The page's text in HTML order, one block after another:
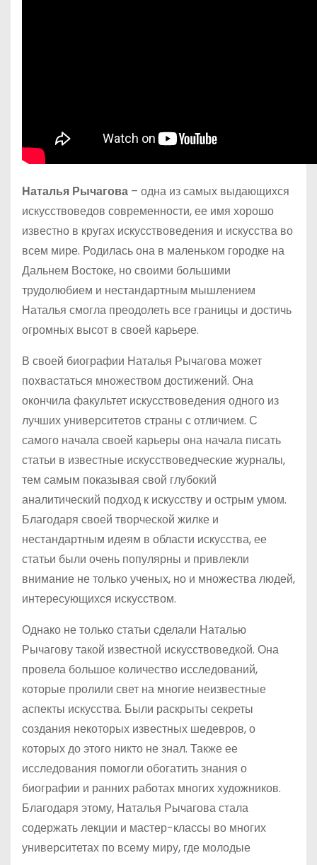
Наталья Рычагова – одна из самых выдающихся
искусствоведов современности, ее имя хорошо
известно в кругах искусствоведения и искусства во
всем мире. Родилась она в маленьком городке на
Дальнем Востоке, но своими большими
трудолюбием и нестандартным мышлением
Наталья смогла преодолеть все границы и достичь
огромных высот в своей карьере.
В своей биографии Наталья Рычагова может
похвастаться множеством достижений. Она
окончила факультет искусствоведения одного из
лучших университетов страны с отличием. С
самого начала своей карьеры она начала писать
статьи в известные искусствоведческие журналы,
тем самым показывая свой глубокий
аналитический подход к искусству и острым умом.
Благодаря своей творческой жилке и
нестандартным идеям в области искусства, ее
статьи были очень популярны и привлекли
внимание не только ученых, но и множества людей,
интересующихся искусством.
Однако не только статьи сделали Наталью
Рычагову такой известной искусствоведкой. Она
провела большое количество исследований,
которые пролили свет на многие неизвестные
аспекты искусства. Были раскрыты секреты
создания некоторых известных шедевров, о
которых до этого никто не знал. Также ее
исследования помогли обогатить знания о
биографии и ранних работах многих художников.
Благодаря этому, Наталья Рычагова стала
содержать лекции и мастер-классы во многих
университетах по всему миру, где молодые